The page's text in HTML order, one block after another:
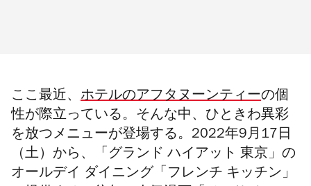
ここ最近、 ホテルのアフタヌーンティーの個
性が際立っている。そんな中、ひときわ異彩
を放つメニューが登場する。2022年9月17日
（土）から、「グランド ハイアット 東京」の
オールデイ ダイニング「フレンチ キッチン」